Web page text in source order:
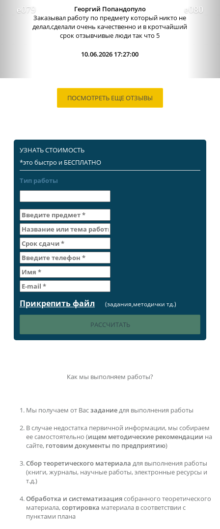
Отличный сервис, очень приятные
администраторы. Связь очень хорошо налажена,
поэтому можно узнавать новости о написании
работы. Сама...
09.06.2026 13:15:00
ПОСМОТРЕТЬ ЕЩЕ ОТЗЫВЫ
УЗНАТЬ СТОИМОСТЬ
*это быстро и БЕСПЛАТНО
Тип работы
Прикрепить файл (задания,методички тд.)
Как мы выполняем работы?
Мы получаем от Васзаданиедля выполнения работы
В случае недостатка первичной информации, мы собираем
ее самостоятельно (ищем методические рекомендации на
сайте, готовим документы по предприятию)
Сбор теоретического материала для выполнения работы
(книги, журналы, научные работы, электронные ресурсы и
т.д.)
Обработка и систематизациясобранного теоретического
материала,сортировка материала в соответствии с
пунктами плана